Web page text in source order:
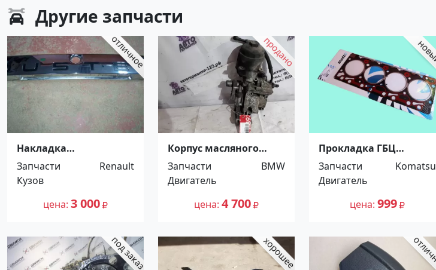
Другие запчасти
Накладка
декоративная
крышки багажника
Рено Дастер 2013 г.
Запчасти
Renault
Кузов
цена 3 000
Корпус масляного
фильтра BMW X5 E53
M54B30 Краснодар
Запчасти
BMW
Двигатель
цена 4 700
Прокладка ГБЦ
Cummins 4BT; Komatsu
4D102/4D95; Yanmar
4D84-2. 5264720
Запчасти
Komatsu
Двигатель
цена 999